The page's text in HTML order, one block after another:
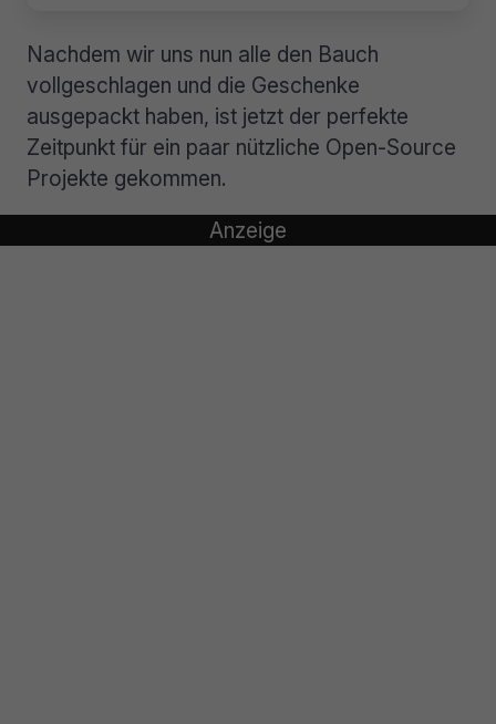
Nachdem wir uns nun alle den Bauch
vollgeschlagen und die Geschenke
ausgepackt haben, ist jetzt der perfekte
Zeitpunkt für ein paar nützliche Open-Source
Projekte gekommen.